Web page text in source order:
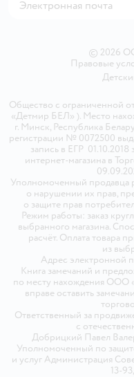
© 2026
Правовые
Общество с ограниченной
«Детмир БЕЛ» ). Место
г. Минск, Республика
регистрации № 0072500
запись в ЕГР
интернет-магазина в
Уполномоченный продавца
о нарушении их прав,
о защите прав
Режим работы: заказ
выбранного магазина.
расчёт. Оплата товара
из
Адрес электронной
Книга замечаний и
по месту нахождения ООО
вправе оставить
Ответственный за
с
Добрицкий Павел
Уполномоченный по
и услуг Администрация
13-